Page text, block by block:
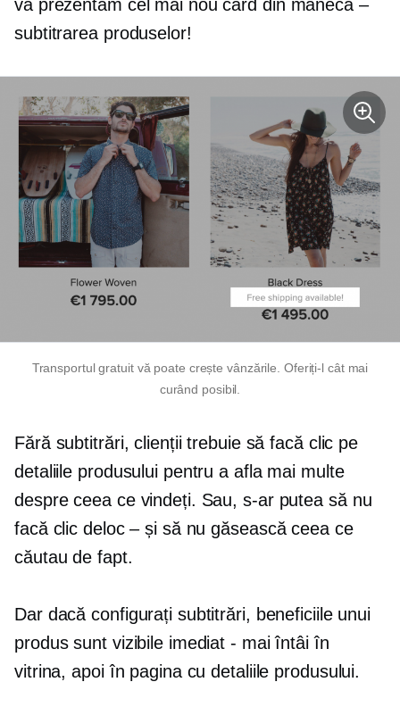
vă prezentăm cel mai nou card din mânecă –
subtitrarea produselor!
Transportul gratuit vă poate crește vânzările. Oferiți-l cât mai
curând posibil.
Fără subtitrări, clienții trebuie să facă clic pe
detaliile produsului pentru a afla mai multe
despre ceea ce vindeți. Sau, s-ar putea să nu
facă clic deloc – și să nu găsească ceea ce
căutau de fapt.
Dar dacă configurați subtitrări, beneficiile unui
produs sunt vizibile imediat - mai întâi în
vitrina, apoi în pagina cu detaliile produsului.